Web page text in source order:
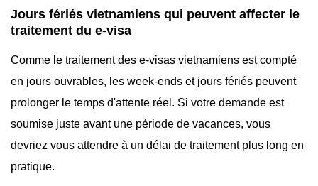
Jours fériés vietnamiens qui peuvent affecter le
traitement du e-visa
Comme le traitement des e-visas vietnamiens est compté
en jours ouvrables, les week-ends et jours fériés peuvent
prolonger le temps d'attente réel. Si votre demande est
soumise juste avant une période de vacances, vous
devriez vous attendre à un délai de traitement plus long en
pratique.